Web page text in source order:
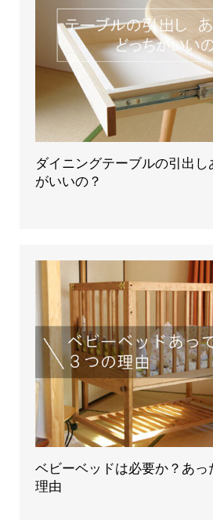
ダイニングテーブルの引出し
がいいの？
ベビーベッドは必要か？あ
理由